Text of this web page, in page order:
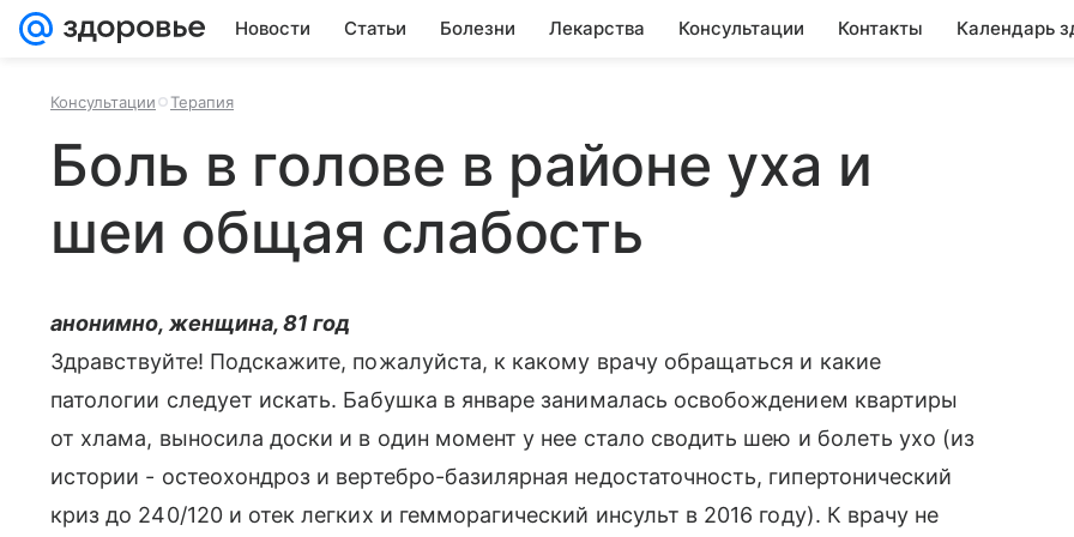
Новости Статьи Болезни Лекарства Консультации Контакты Календарь
Консультации Терапия
Боль в голове в районе уха и
шеи общая слабость
анонимно, женщина, 81 год
Здравствуйте! Подскажите, пожалуйста, к какому врачу обращаться и какие
патологии следует искать. Бабушка в январе занималась освобождением квартиры
от хлама, выносила доски и в один момент у нее стало сводить шею и болеть ухо (из
истории - остеохондроз и вертебро-базилярная недостаточность, гипертонический
криз до 240/120 и отек легких и гемморагический инсульт в 2016 году). К врачу не